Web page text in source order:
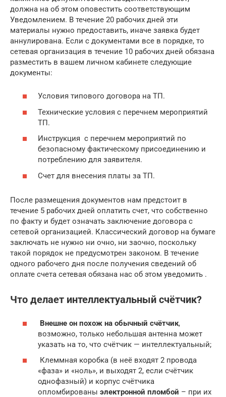
должна на об этом оповестить соответствующим
Уведомлением. В течение 20 рабочих дней эти
материалы нужно предоставить, иначе заявка будет
аннулирована. Если с документами все в порядке, то
сетевая организация в течение 10 рабочих дней обязана
разместить в вашем личном кабинете следующие
документы:
Условия типового договора на ТП.
Технические условия с перечнем мероприятий
ТП.
Инструкция с перечнем мероприятий по
безопасному фактическому присоединению и
потреблению для заявителя.
Счет для внесения платы за ТП.
После размещения документов нам предстоит в
течение 5 рабочих дней оплатить счет, что собственно
по факту и будет означать заключение договора с
сетевой организацией. Классический договор на бумаге
заключать не нужно ни очно, ни заочно, поскольку
такой порядок не предусмотрен законом. В течение
одного рабочего дня после получения сведений об
оплате счета сетевая обязана нас об этом уведомить .
Что делает интеллектуальный счётчик?
Внешне он похож на обычный счётчик,
возможно, только небольшая антенна может
указать на то, что счётчик — интеллектуальный;
Клеммная коробка (в неё входят 2 провода
«фаза» и «ноль», и выходят 2, если счётчик
однофазный) и корпус счётчика
опломбированы электронной пломбой – при их